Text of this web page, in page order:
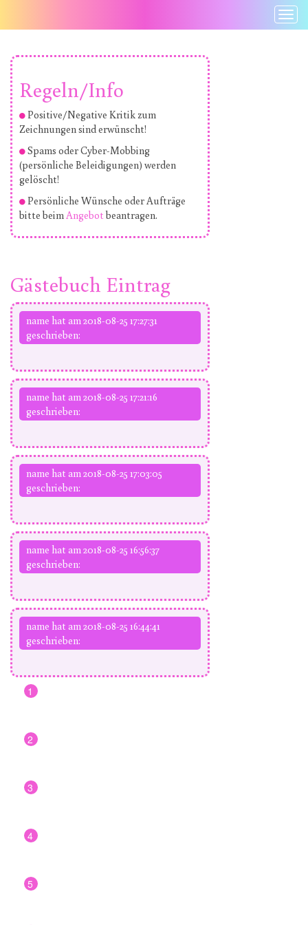
Regeln/Info
Positive/Negative Kritik zum
Zeichnungen sind erwünscht!
Spams oder Cyber-Mobbing
(persönliche Beleidigungen) werden
gelöscht!
Persönliche Wünsche oder Aufträge
bitte beimAngebotbeantragen.
Gästebuch Eintrag
name hat am 2018-08-25 17:27:31
geschrieben:
name hat am 2018-08-25 17:21:16
geschrieben:
name hat am 2018-08-25 17:03:05
geschrieben:
name hat am 2018-08-25 16:56:37
geschrieben:
name hat am 2018-08-25 16:44:41
geschrieben:
1
2
3
4
5